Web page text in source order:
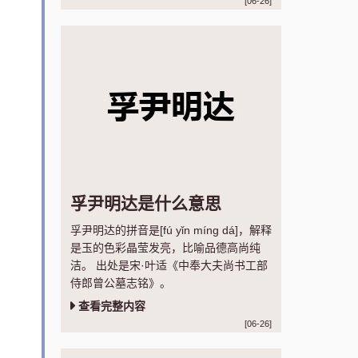
孚尹明达是什么意思
孚尹明达的拼音是[fú yǐn míng dá]，解释
是玉的色彩晶莹发亮，比喻品德高尚纯
洁。 出处是宋·叶适《中奉大夫尚书工部
侍郎曾公墓志铭》。
查看完整内容
[06-26]